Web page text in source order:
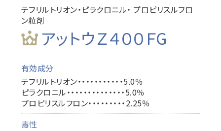
テフリルトリオン・ピラクロニル・ プロピリスルフロ
ン粒剤
アットウＺ４００ＦG
有効成分
テフリルトリオン・・・・・・・・・・・5.0％
ピラクロニル・・・・・・・・・・・・・・5.0％
プロピリスルフロン・・・・・・・・・2.25％
毒性